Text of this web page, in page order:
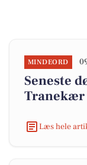
MINDEORD
Seneste
Tranekær
Læs hele